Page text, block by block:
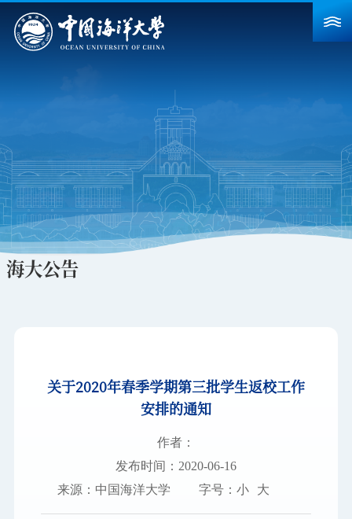
重点建设
教育教学
科学研究
图书档案
信息门户 校内通知 学校新闻
信息服务
领导信箱 信息公开
捐赠
海大公告
关于2020年春季学期第三批学生返校工作
安排的通知
作者：
发布时间：2020-06-16
来源：中国海洋大学
字号：小 大